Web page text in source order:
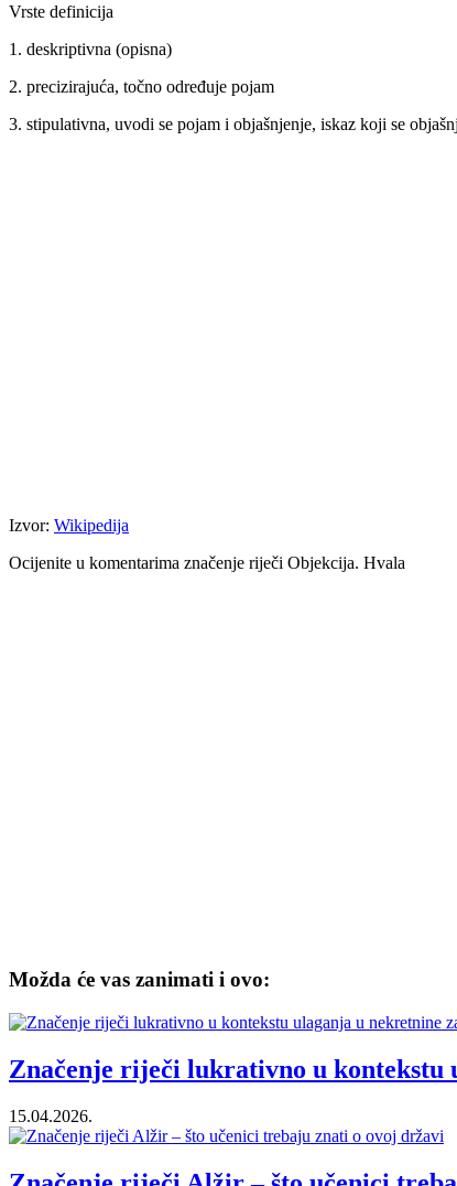
Vrste definicija
1. deskriptivna (opisna)
2. precizirajuća, točno određuje pojam
3. stipulativna, uvodi se pojam i objašnjenje, iskaz koji se
Izvor: Wikipedija
Ocijenite u komentarima značenje riječi Objekcija. Hvala
Možda će vas zanimati i ovo:
Značenje riječi lukrativno u kontekstu
15.04.2026.